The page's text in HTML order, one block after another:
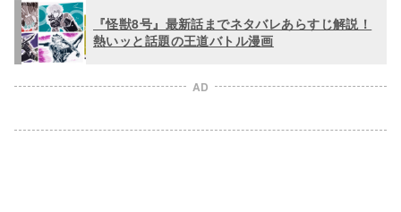
『怪獣8号』最新話までネタバレあらすじ解説！
熱いッと話題の王道バトル漫画
AD